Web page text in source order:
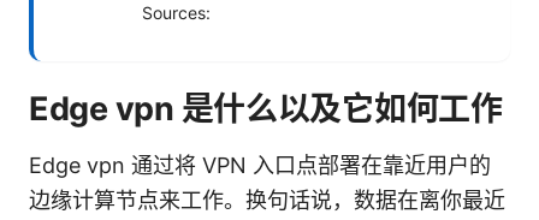
Sources:
Edge vpn 是什么以及它如何工作
Edge vpn 通过将 VPN 入口点部署在靠近用户的
边缘计算节点来工作。换句话说，数据在离你最近